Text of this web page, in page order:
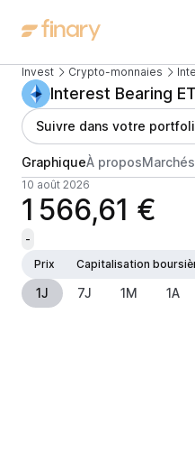
Invest Crypto-monnaies
Interest Bearing
Suivre dans votre
GraphiqueÀ proposMarchés
10 août 2026
1 566,61 €
-
Prix
Capitalisation
1J 7J 1M 1A